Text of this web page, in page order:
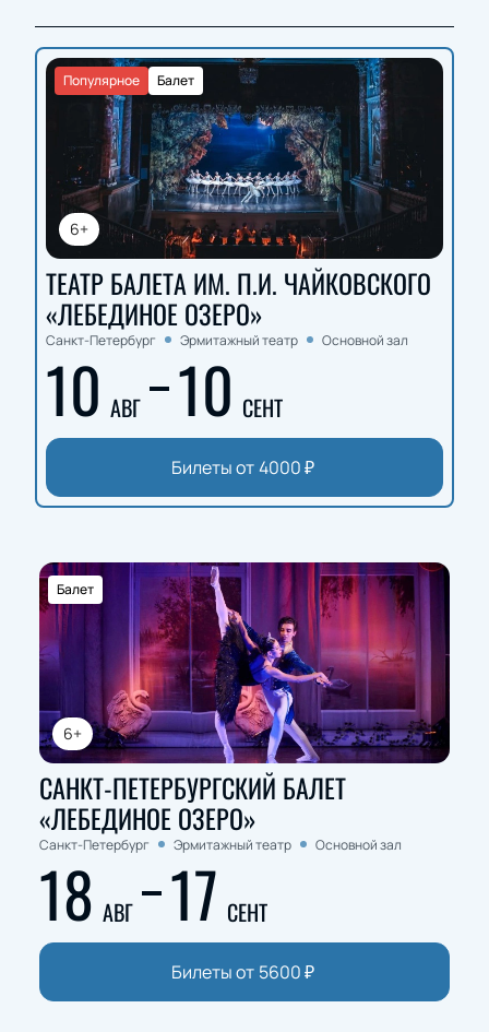
6+
Балет
Популярное
ТЕАТР БАЛЕТА ИМ. П.И. ЧАЙКОВСКОГО
«ЛЕБЕДИНОЕ ОЗЕРО»
Санкт-Петербург Эрмитажный театр Основной зал
10 АВГ 10 СЕНТ
Билеты от 4000₽
6+
Балет
САНКТ-ПЕТЕРБУРГСКИЙ БАЛЕТ
«ЛЕБЕДИНОЕ ОЗЕРО»
Санкт-Петербург Эрмитажный театр Основной зал
18 АВГ 17 СЕНТ
Билеты от 5600₽